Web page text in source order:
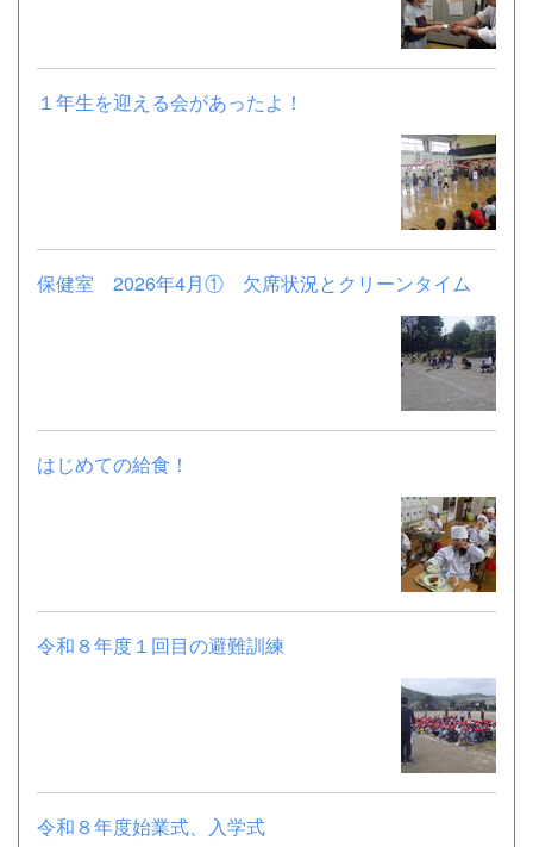
１年生を迎える会があったよ！
保健室 2026年4月① 欠席状況とクリーンタイム
はじめての給食！
令和８年度１回目の避難訓練
令和８年度始業式、入学式